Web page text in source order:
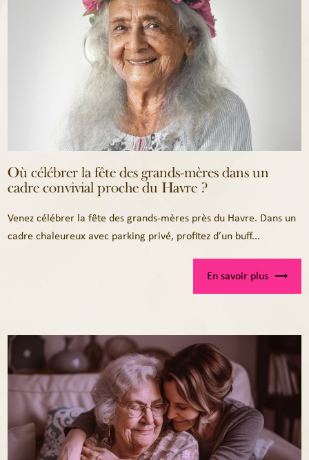
Où célébrer la fête des grands-mères dans un
cadre convivial proche du Havre ?
Venez célébrer la fête des grands-mères près du Havre. Dans un
cadre chaleureux avec parking privé, profitez d’un buff...
En savoir plus